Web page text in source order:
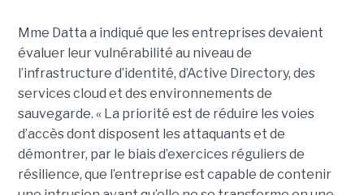
Mme Datta a indiqué que les entreprises devaient
évaluer leur vulnérabilité au niveau de
l’infrastructure d’identité, d’Active Directory, des
services cloud et des environnements de
sauvegarde. « La priorité est de réduire les voies
d’accès dont disposent les attaquants et de
démontrer, par le biais d’exercices réguliers de
résilience, que l’entreprise est capable de contenir